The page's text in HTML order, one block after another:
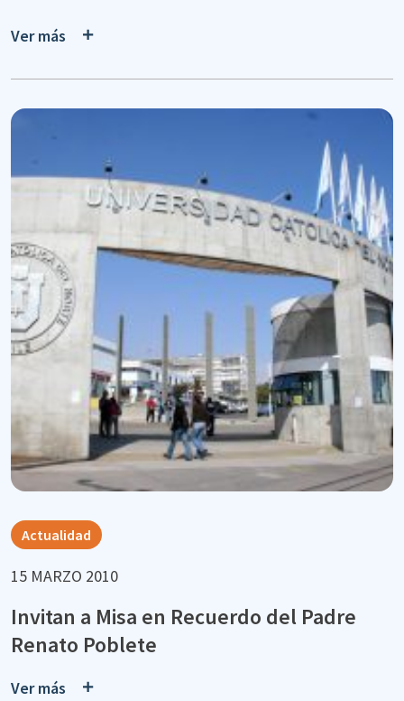
Ver más
Actualidad
15 MARZO 2010
Invitan a Misa en Recuerdo del Padre
Renato Poblete
Ver más